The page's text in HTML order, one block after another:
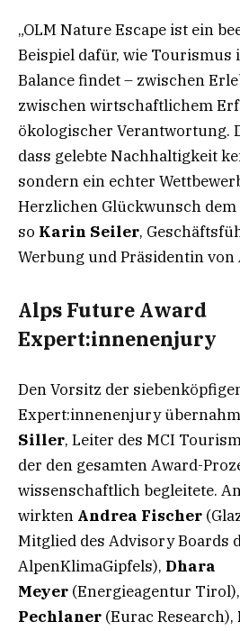
„OLM Nature Escape ist ein
Beispiel dafür, wie Tourismus
Balance findet – zwischen
zwischen wirtschaftlichem
ökologischer Verantwortung.
dass gelebte Nachhaltigkeit
sondern ein echter
Herzlichen Glückwunsch dem
so Karin Seiler,
Werbung und Präsidentin von
Alps Future Award
Expert:innenenjury
Den Vorsitz der
Expert:innenenjury übernahm
Siller, Leiter des MCI
der den gesamten Award-
wissenschaftlich begleitete.
wirkten Andrea Fischer
Mitglied des Advisory Boards
AlpenKlimaGipfels), Dhara
Meyer (Energieagentur Tirol),
Pechlaner (Eurac Research),